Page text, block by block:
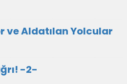
ve Aldatılan Yolcular
-2-